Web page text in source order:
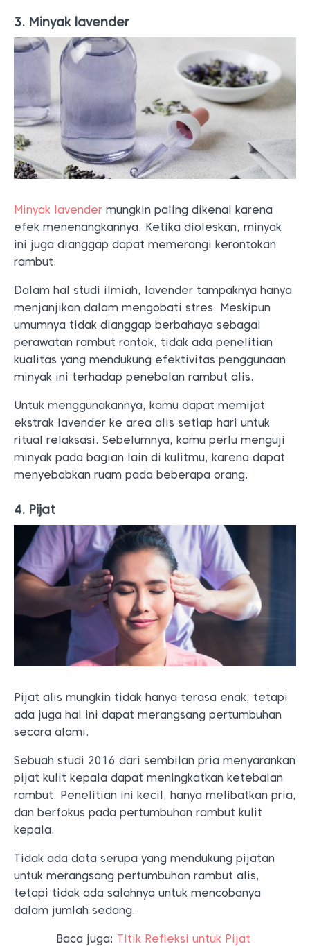
3. Minyak lavender
Minyak lavender mungkin paling dikenal karena
efek menenangkannya. Ketika dioleskan, minyak
ini juga dianggap dapat memerangi kerontokan
rambut.
Dalam hal studi ilmiah, lavender tampaknya hanya
menjanjikan dalam mengobati stres. Meskipun
umumnya tidak dianggap berbahaya sebagai
perawatan rambut rontok, tidak ada penelitian
kualitas yang mendukung efektivitas penggunaan
minyak ini terhadap penebalan rambut alis.
Untuk menggunakannya, kamu dapat memijat
ekstrak lavender ke area alis setiap hari untuk
ritual relaksasi. Sebelumnya, kamu perlu menguji
minyak pada bagian lain di kulitmu, karena dapat
menyebabkan ruam pada beberapa orang.
4. Pijat
Pijat alis mungkin tidak hanya terasa enak, tetapi
ada juga hal ini dapat merangsang pertumbuhan
secara alami.
Sebuah studi 2016 dari sembilan pria menyarankan
pijat kulit kepala dapat meningkatkan ketebalan
rambut. Penelitian ini kecil, hanya melibatkan pria,
dan berfokus pada pertumbuhan rambut kulit
kepala.
Tidak ada data serupa yang mendukung pijatan
untuk merangsang pertumbuhan rambut alis,
tetapi tidak ada salahnya untuk mencobanya
dalam jumlah sedang.
Baca juga: Titik Refleksi untuk Pijat